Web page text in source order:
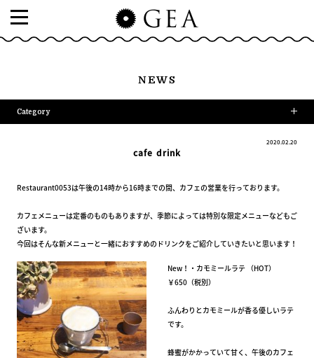
NEWS
Category
2020.02.20
cafe drink
Restaurant0053は午後の14時から16時までの間、カフェの営業を行っております。
カフェメニューは定番のものもありますが、季節によっては特別な限定メニューなどもご
ざいます。
今回はそんな新メニューと一緒におすすめのドリンクをご紹介していきたいと思います！
New！・カモミールラテ （HOT）
￥650（税別）
ふんわりとカモミールが香る優しいラテ
です。
蜂蜜がかかっていて甘く、午後のカフェ